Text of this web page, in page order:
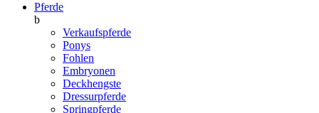
Pferde
b
Verkaufspferde
Ponys
Fohlen
Embryonen
Deckhengste
Dressurpferde
Springpferde